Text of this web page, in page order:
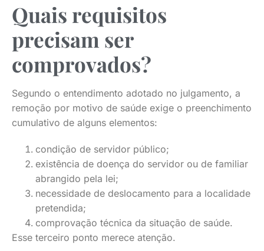
Quais requisitos
precisam ser
comprovados?
Segundo o entendimento adotado no julgamento, a
remoção por motivo de saúde exige o preenchimento
cumulativo de alguns elementos:
condição de servidor público;
existência de doença do servidor ou de familiar
abrangido pela lei;
necessidade de deslocamento para a localidade
pretendida;
comprovação técnica da situação de saúde.
Esse terceiro ponto merece atenção.